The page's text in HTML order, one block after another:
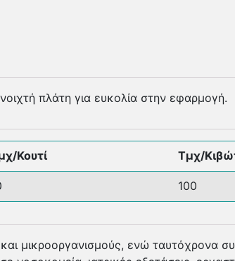
πλάτη για ευκολία στην εφαρµογή.
Κουτί Τμχ/
100
µικροοργανισµούς, ενώ ταυτόχρονα